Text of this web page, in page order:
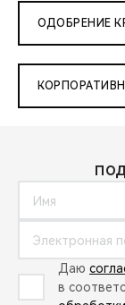
ОДОБРЕНИЕ
Даю
в